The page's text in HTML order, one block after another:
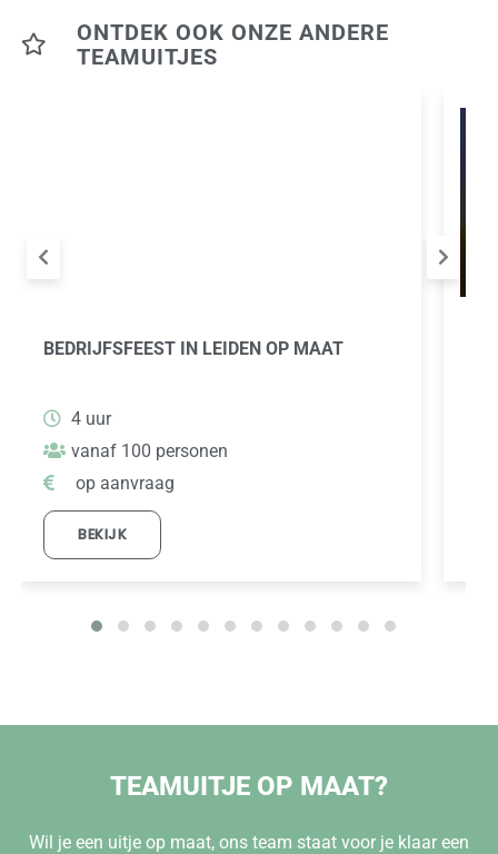
ONTDEK OOK ONZE ANDERE
TEAMUITJES
BEDRIJFSFEEST IN LEIDEN OP MAAT
4 uur
vanaf 100 personen
op aanvraag
BEKIJK
TEAMUITJE OP MAAT?
Wil je een uitje op maat, ons team staat voor je klaar een